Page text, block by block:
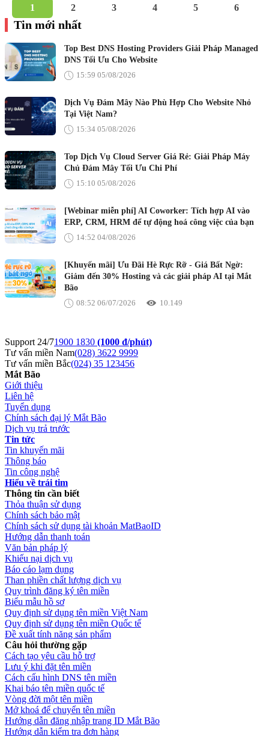
1 2 3 4 5 6
Tin mới nhất
Top Best DNS Hosting Providers Giải Pháp Managed
DNS Tối Ưu Cho Website
15:59 05/08/2026
Dịch Vụ Đám Mây Nào Phù Hợp Cho Website Nhỏ
Tại Việt Nam?
15:34 05/08/2026
Top Dịch Vụ Cloud Server Giá Rẻ: Giải Pháp Máy
Chủ Đám Mây Tối Ưu Chi Phí
15:10 05/08/2026
[Webinar miễn phí] AI Coworker: Tích hợp AI vào
ERP, CRM, HRM để tự động hoá công việc của bạn
14:52 04/08/2026
[Khuyến mãi] Ưu Đãi Hè Rực Rỡ - Giá Bất Ngờ:
Giảm đến 30% Hosting và các giải pháp AI tại Mắt
Bão
08:52 06/07/2026
10.149
Support 24/71900 1830 (1000 đ/phút)
Tư vấn miền Nam(028) 3622 9999
Tư vấn miền Bắc(024) 35 123456
Mắt Bão
Giới thiệu
Liên hệ
Tuyển dụng
Chính sách đại lý Mắt Bão
Dịch vụ trả trước
Tin tức
Tin khuyến mãi
Thông báo
Tin công nghệ
Hiểu về trái tim
Thông tin cần biết
Thỏa thuận sử dụng
Chính sách bảo mật
Chính sách sử dụng tài khoản MatBaoID
Hướng dẫn thanh toán
Văn bản pháp lý
Khiếu nại dịch vụ
Báo cáo lạm dụng
Than phiền chất lượng dịch vụ
Quy trình đăng ký tên miền
Biểu mẫu hồ sơ
Quy định sử dụng tên miền Việt Nam
Quy định sử dụng tên miền Quốc tế
Đề xuất tính năng sản phẩm
Câu hỏi thường gặp
Cách tạo yêu cầu hỗ trợ
Lưu ý khi đặt tên miền
Cách cấu hình DNS tên miền
Khai báo tên miền quốc tế
Vòng đời một tên miền
Mở khoá để chuyển tên miền
Hướng dẫn đăng nhập trang ID Mắt Bão
Hướng dẫn kiểm tra đơn hàng